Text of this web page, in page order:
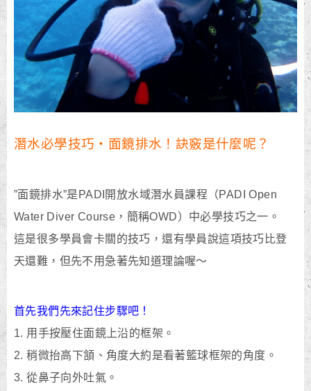
潛水必學技巧・面鏡排水！訣竅是什麼呢？
”面鏡排水”是PADI開放水域潛水員課程（PADI Open
Water Diver Course，簡稱OWD）中必學技巧之一。
這是很多學員會卡關的技巧，還有學員說這項技巧比登
天還難，但先不用急著先知道理論喔～
首先我們先來記住步驟吧！
1. 用手按壓住面鏡上沿的框架。
2. 稍微抬高下頷、角度大約是看著籃球框架的角度。
3. 從鼻子向外吐氣。